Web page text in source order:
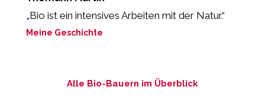
„Bio ist ein intensives Arbeiten mit der Natur.“
Meine Geschichte
Alle Bio-Bauern im Überblick